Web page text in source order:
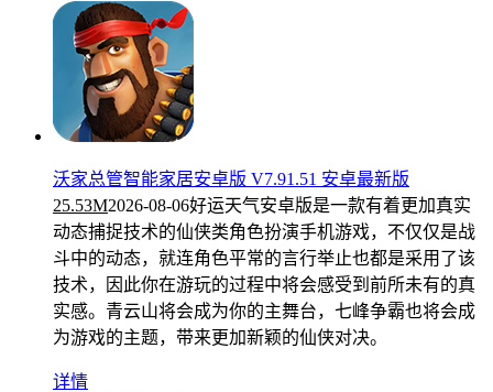
沃家总管智能家居安卓版 V7.91.51 安卓最新版
25.53M2026-08-06好运天气安卓版是一款有着更加真实
动态捕捉技术的仙侠类角色扮演手机游戏，不仅仅是战
斗中的动态，就连角色平常的言行举止也都是采用了该
技术，因此你在游玩的过程中将会感受到前所未有的真
实感。青云山将会成为你的主舞台，七峰争霸也将会成
为游戏的主题，带来更加新颖的仙侠对决。
详情